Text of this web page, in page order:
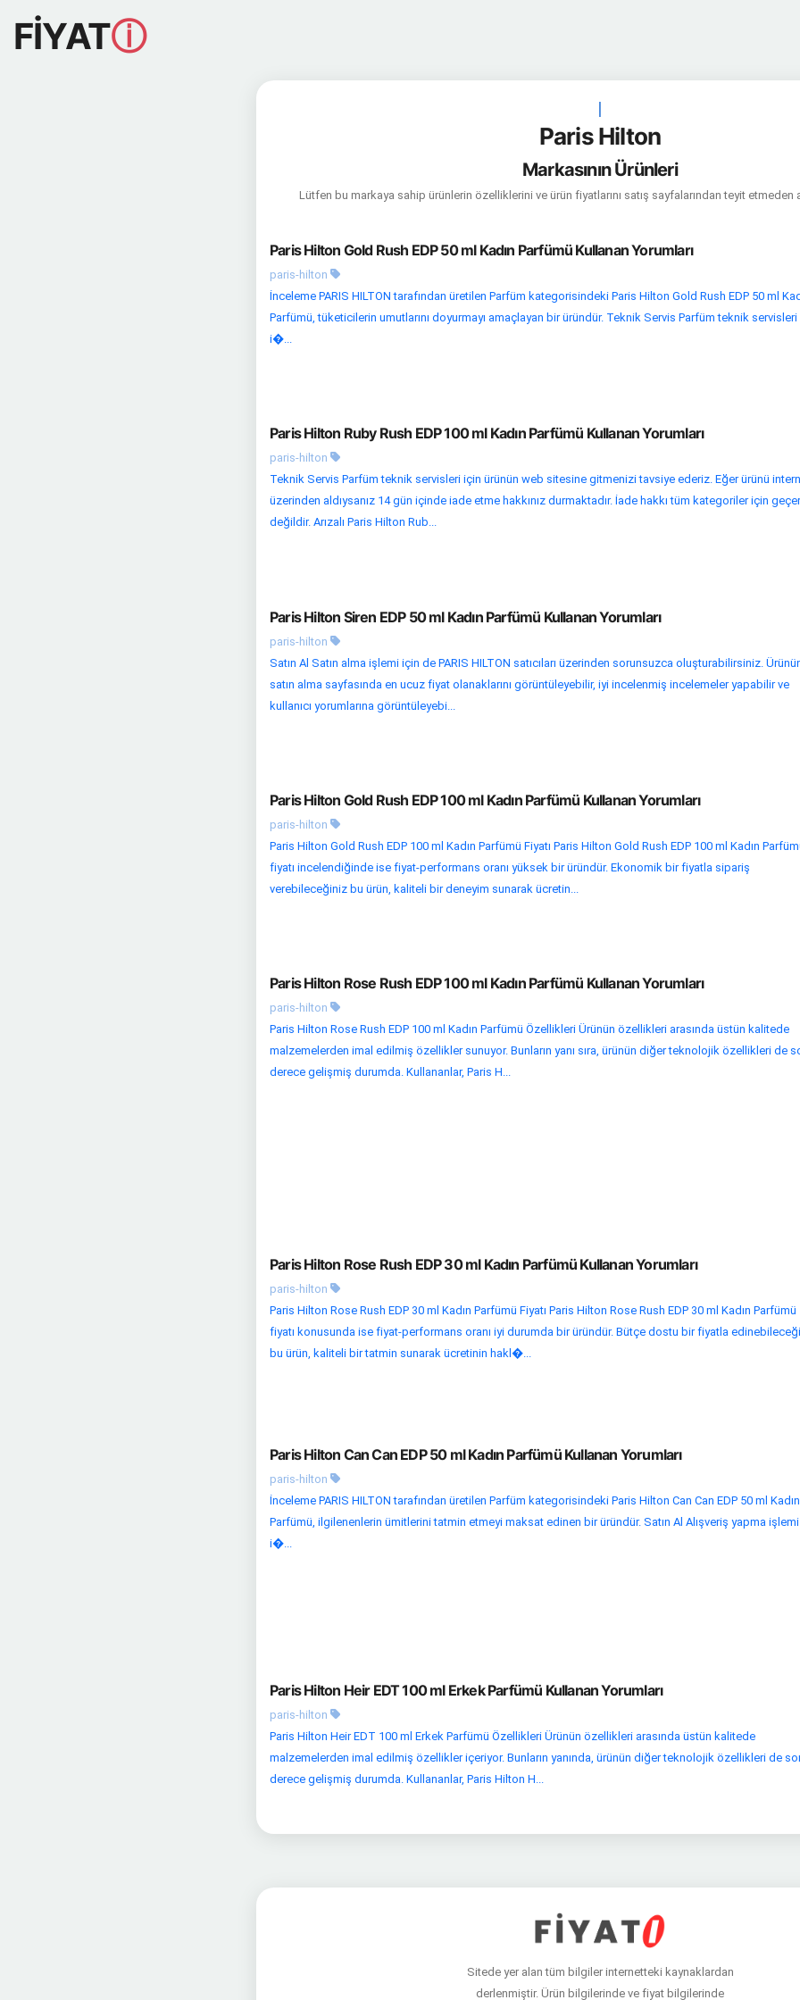
FİYATⓘ
|
Paris Hilton
Markasının Ürünleri
Lütfen bu markaya sahip ürünlerin özelliklerini ve ürün fiyatlarını satış sayfalarından teyit etmeden
Paris Hilton Gold Rush EDP 50 ml Kadın Parfümü Kullanan Yorumları
paris-hilton
İnceleme PARIS HILTON tarafından üretilen Parfüm kategorisindeki Paris Hilton Gold Rush EDP 50 ml
Parfümü, tüketicilerin umutlarını doyurmayı amaçlayan bir üründür. Teknik Servis Parfüm teknik servisleri
i�...
Paris Hilton Ruby Rush EDP 100 ml Kadın Parfümü Kullanan Yorumları
paris-hilton
Teknik Servis Parfüm teknik servisleri için ürünün web sitesine gitmenizi tavsiye ederiz. Eğer ürünü
üzerinden aldıysanız 14 gün içinde iade etme hakkınız durmaktadır. İade hakkı tüm kategoriler için
değildir. Arızalı Paris Hilton Rub...
Paris Hilton Siren EDP 50 ml Kadın Parfümü Kullanan Yorumları
paris-hilton
Satın Al Satın alma işlemi için de PARIS HILTON satıcıları üzerinden sorunsuzca oluşturabilirsiniz.
satın alma sayfasında en ucuz fiyat olanaklarını görüntüleyebilir, iyi incelenmiş incelemeler yapabilir ve
kullanıcı yorumlarına görüntüleyebi...
Paris Hilton Gold Rush EDP 100 ml Kadın Parfümü Kullanan Yorumları
paris-hilton
Paris Hilton Gold Rush EDP 100 ml Kadın Parfümü Fiyatı Paris Hilton Gold Rush EDP 100 ml Kadın
fiyatı incelendiğinde ise fiyat-performans oranı yüksek bir üründür. Ekonomik bir fiyatla sipariş
verebileceğiniz bu ürün, kaliteli bir deneyim sunarak ücretin...
Paris Hilton Rose Rush EDP 100 ml Kadın Parfümü Kullanan Yorumları
paris-hilton
Paris Hilton Rose Rush EDP 100 ml Kadın Parfümü Özellikleri Ürünün özellikleri arasında üstün kalitede
malzemelerden imal edilmiş özellikler sunuyor. Bunların yanı sıra, ürünün diğer teknolojik özellikleri de
derece gelişmiş durumda. Kullananlar, Paris H...
Paris Hilton Rose Rush EDP 30 ml Kadın Parfümü Kullanan Yorumları
paris-hilton
Paris Hilton Rose Rush EDP 30 ml Kadın Parfümü Fiyatı Paris Hilton Rose Rush EDP 30 ml Kadın Parfümü
fiyatı konusunda ise fiyat-performans oranı iyi durumda bir üründür. Bütçe dostu bir fiyatla
bu ürün, kaliteli bir tatmin sunarak ücretinin hakl�...
Paris Hilton Can Can EDP 50 ml Kadın Parfümü Kullanan Yorumları
paris-hilton
İnceleme PARIS HILTON tarafından üretilen Parfüm kategorisindeki Paris Hilton Can Can EDP 50 ml Kadın
Parfümü, ilgilenenlerin ümitlerini tatmin etmeyi maksat edinen bir üründür. Satın Al Alışveriş yapma işlemi
i�...
Paris Hilton Heir EDT 100 ml Erkek Parfümü Kullanan Yorumları
paris-hilton
Paris Hilton Heir EDT 100 ml Erkek Parfümü Özellikleri Ürünün özellikleri arasında üstün kalitede
malzemelerden imal edilmiş özellikler içeriyor. Bunların yanında, ürünün diğer teknolojik özellikleri de
derece gelişmiş durumda. Kullananlar, Paris Hilton H...
Sitede yer alan tüm bilgiler internetteki kaynaklardan
derlenmiştir. Ürün bilgilerinde ve fiyat bilgilerinde